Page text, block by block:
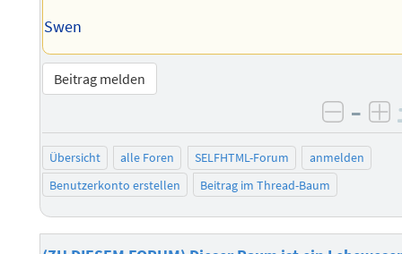
Swen
Beitrag melden
–
Übersicht alle Foren SELFHTML-Forum
anmelden
Benutzerkonto erstellen
Beitrag im Thread-Baum